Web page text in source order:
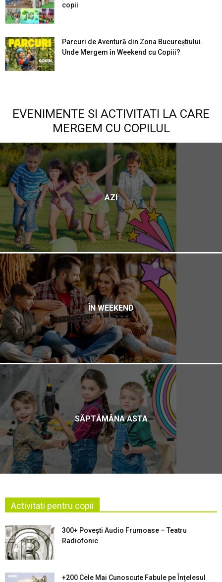
copii
Parcuri de Aventură din Zona Bucureştiului.
Unde Mergem în Weekend cu Copiii?
EVENIMENTE SI ACTIVITATI LA CARE
MERGEM CU COPILUL
AZI
ÎN WEEKEND
SĂPTĂMÂNA ASTA
Activitati pentru copii
300+ Povești Audio Frumoase – Teatru
Radiofonic
+200 Cele Mai Cunoscute Fabule pe Înţelesul